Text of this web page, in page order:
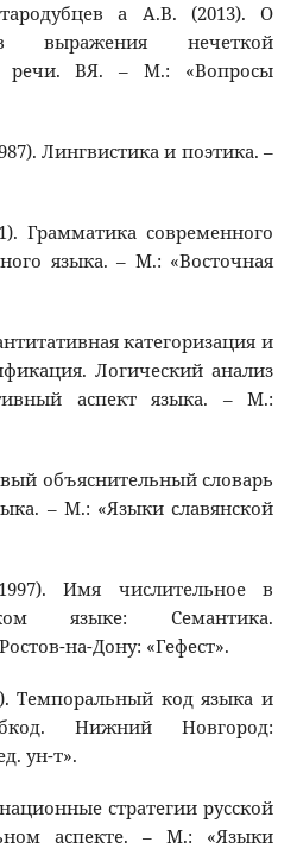
а А.В. (2013). О
выражения нечеткой
ВЯ. – М.: «Вопросы
Лингвистика и поэтика. –
Грамматика современного
языка. – М.: «Восточная
категоризация и
Логический анализ
аспект языка. – М.:
объяснительный словарь
– М.: «Языки славянской
Имя числительное в
языке: Семантика.
на-Дону: «Гефест».
Темпоральный код языка и
Нижний Новгород:
ун-т».
стратегии русской
аспекте. – М.: «Языки